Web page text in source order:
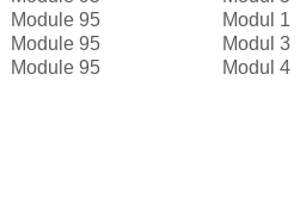
Module 95
Modul 1
Module 95
Modul 3
Module 95
Modul 4